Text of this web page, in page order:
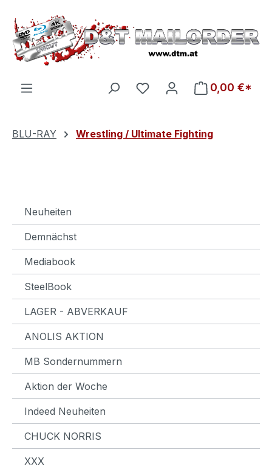
Zum Hauptinhalt springen
Du hast 0 Produkte auf
0,00 €*
BLU-RAY Wrestling / Ultimate Fighting
Neuheiten
Demnächst
Mediabook
SteelBook
LAGER - ABVERKAUF
ANOLIS AKTION
MB Sondernummern
Aktion der Woche
Indeed Neuheiten
CHUCK NORRIS
XXX